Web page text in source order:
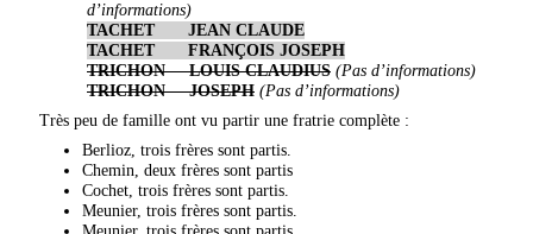
d’informations)
TACHET JEAN CLAUDE
TACHET FRANÇOIS JOSEPH
TRICHON LOUIS CLAUDIUS (Pas d’informations)
TRICHON JOSEPH (Pas d’informations)
Très peu de famille ont vu partir une fratrie complète :
Berlioz, trois frères sont partis.
Chemin, deux frères sont partis
Cochet, trois frères sont partis.
Meunier, trois frères sont partis.